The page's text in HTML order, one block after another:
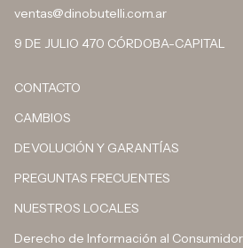
ventas@dinobutelli.com.ar
9 DE JULIO 470 CÓRDOBA-CAPITAL
CONTACTO
CAMBIOS
DEVOLUCIÓN Y GARANTÍAS
PREGUNTAS FRECUENTES
NUESTROS LOCALES
Derecho de Información al Consumidor